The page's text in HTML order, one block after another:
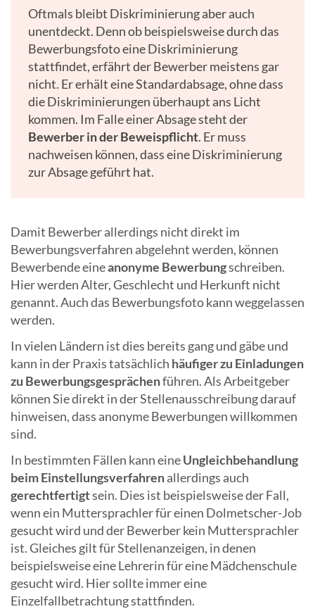
Oftmals bleibt Diskriminierung aber auch
unentdeckt. Denn ob beispielsweise durch das
Bewerbungsfoto eine Diskriminierung
stattfindet, erfährt der Bewerber meistens gar
nicht. Er erhält eine Standardabsage, ohne dass
die Diskriminierungen überhaupt ans Licht
kommen. Im Falle einer Absage steht der
Bewerber in der Beweispflicht. Er muss
nachweisen können, dass eine Diskriminierung
zur Absage geführt hat.
Damit Bewerber allerdings nicht direkt im
Bewerbungsverfahren abgelehnt werden, können
Bewerbende eineanonyme Bewerbungschreiben.
Hier werden Alter, Geschlecht und Herkunft nicht
genannt. Auch das Bewerbungsfoto kann weggelassen
werden.
In vielen Ländern ist dies bereits gang und gäbe und
kann in der Praxis tatsächlich häufiger zu Einladungen
zu Bewerbungsgesprächenführen. Als Arbeitgeber
können Sie direkt in der Stellenausschreibung darauf
hinweisen, dass anonyme Bewerbungen willkommen
sind.
In bestimmten Fällen kann eineUngleichbehandlung
beim Einstellungsverfahrenallerdings auch
gerechtfertigtsein. Dies ist beispielsweise der Fall,
wenn ein Muttersprachler für einen Dolmetscher-Job
gesucht wird und der Bewerber kein Muttersprachler
ist. Gleiches gilt für Stellenanzeigen, in denen
beispielsweise eine Lehrerin für eine Mädchenschule
gesucht wird. Hier sollte immer eine
Einzelfallbetrachtung stattfinden.